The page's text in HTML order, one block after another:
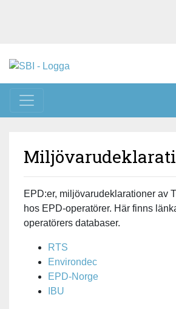
Toggle navigation
EPD:er, miljövarudeklarationer av
hos EPD-operatörer. Här finns
operatörers databaser.
RTS
Environdec
EPD-Norge
IBU